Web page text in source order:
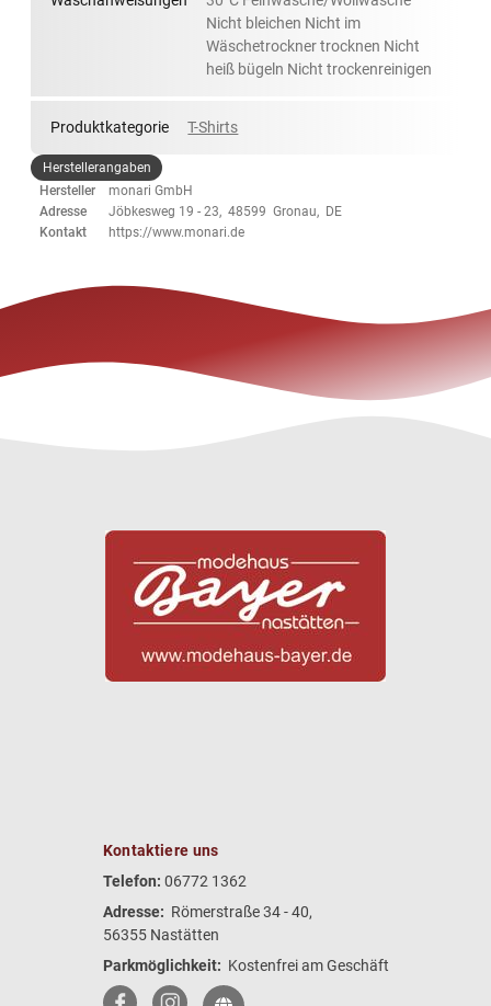
Nicht bleichen Nicht im
Wäschetrockner trocknen Nicht
heiß bügeln Nicht trockenreinigen
Produktkategorie T-Shirts
Herstellerangaben
Hersteller
monari GmbH
Adresse
Jöbkesweg 19 - 23, 48599 Gronau, DE
Kontakt
https://www.monari.de
Kontaktiere uns
Telefon: 06772 1362
Adresse: Römerstraße 34 - 40,
56355 Nastätten
Parkmöglichkeit: Kostenfrei am Geschäft